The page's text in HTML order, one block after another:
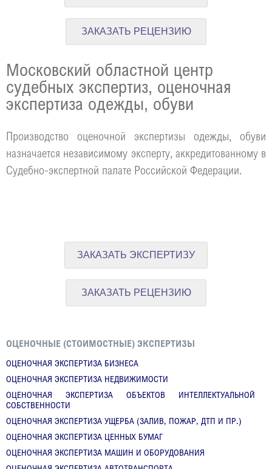
ЗАКАЗАТЬ РЕЦЕНЗИЮ
Московский областной центр
судебных экспертиз, оценочная
экспертиза одежды, обуви
Производство оценочной экспертизы одежды, обуви
назначается независимому эксперту, аккредитованному в
Судебно-экспертной палате Российской Федерации.
ЗАКАЗАТЬ ЭКСПЕРТИЗУ
ЗАКАЗАТЬ РЕЦЕНЗИЮ
ОЦЕНОЧНЫЕ (СТОИМОСТНЫЕ) ЭКСПЕРТИЗЫ
ОЦЕНОЧНАЯ ЭКСПЕРТИЗА БИЗНЕСА
ОЦЕНОЧНАЯ ЭКСПЕРТИЗА НЕДВИЖИМОСТИ
ОЦЕНОЧНАЯ ЭКСПЕРТИЗА ОБЪЕКТОВ ИНТЕЛЛЕКТУАЛЬНОЙ
СОБСТВЕННОСТИ
ОЦЕНОЧНАЯ ЭКСПЕРТИЗА УЩЕРБА (ЗАЛИВ, ПОЖАР, ДТП И ПР.)
ОЦЕНОЧНАЯ ЭКСПЕРТИЗА ЦЕННЫХ БУМАГ
ОЦЕНОЧНАЯ ЭКСПЕРТИЗА МАШИН И ОБОРУДОВАНИЯ